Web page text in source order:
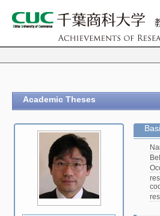
Academic Theses